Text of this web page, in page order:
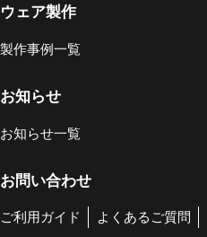
ウェア製作
製作事例一覧
お知らせ
お知らせ一覧
お問い合わせ
ご利用ガイド よくあるご質問